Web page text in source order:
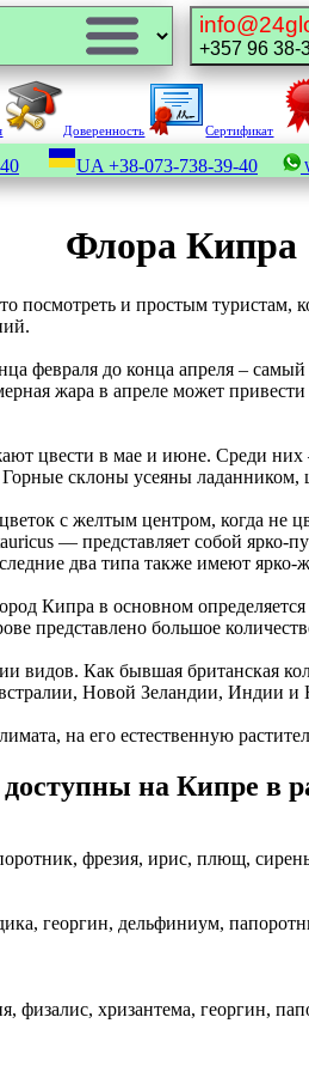
+357 96 38-
Доверенность Сертификат
UA +38-073-738-39-40
Флора Кипра
посмотреть и простым
февраля до конца апреля –
жара в апреле может
цвести в мае и июне. Среди них
Горные склоны усеяны
с желтым центром, когда не
— представляет собой
два типа также имеют ярко-
Кипра в основном
представлено большое
видов. Как бывшая британская
Новой Зеландии, Индии
на его естественную
на Кипре в
фрезия, ирис, плющ,
георгин, дельфиниум,
физалис, хризантема, георгин,